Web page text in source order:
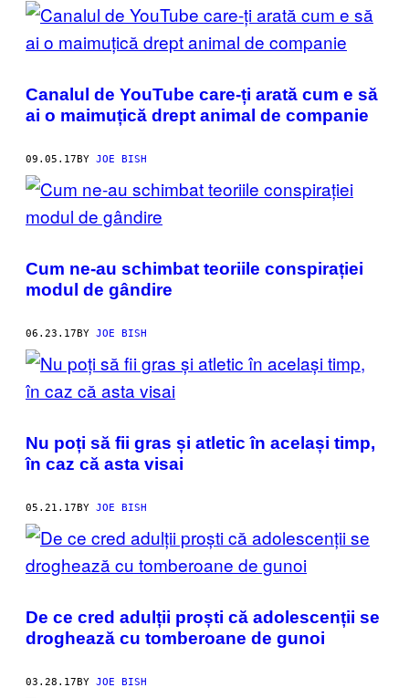
POSTS
BY
THIS
AUTHOR
Canalul de YouTube care-ți arată cum e să
ai o maimuțică drept animal de companie
09.05.17BY JOE BISH
Cum ne-au schimbat teoriile conspirației
modul de gândire
06.23.17BY JOE BISH
Nu poți să fii gras și atletic în același timp,
în caz că asta visai
05.21.17BY JOE BISH
De ce cred adulții proști că adolescenții se
droghează cu tomberoane de gunoi
03.28.17BY JOE BISH